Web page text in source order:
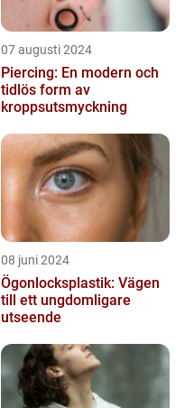
07 augusti 2024
Piercing: En modern och
tidlös form av
kroppsutsmyckning
08 juni 2024
Ögonlocksplastik: Vägen
till ett ungdomligare
utseende